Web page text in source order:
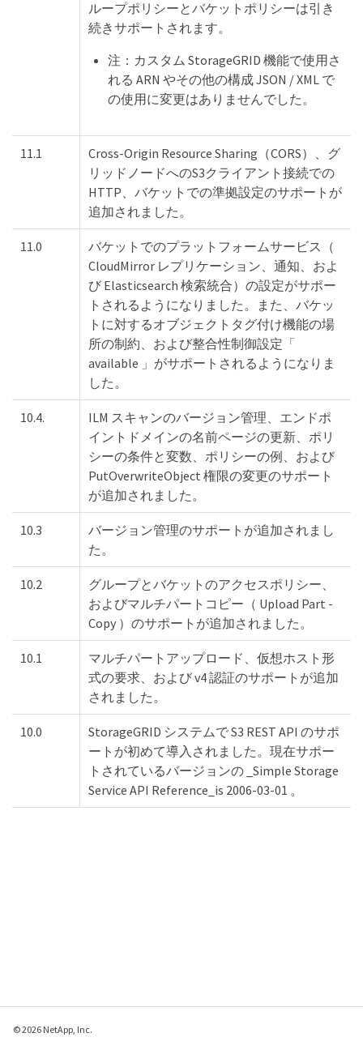
ループポリシーとバケットポリシーは引き
続きサポートされます。
注：カスタム StorageGRID 機能で使用さ
れる ARN やその他の構成 JSON / XML で
の使用に変更はありませんでした。
11.1
Cross-Origin Resource Sharing（CORS）、グ
リッドノードへのS3クライアント接続での
HTTP、バケットでの準拠設定のサポートが
追加されました。
11.0
バケットでのプラットフォームサービス（
CloudMirror レプリケーション、通知、およ
び Elasticsearch 検索統合）の設定がサポー
トされるようになりました。また、バケッ
トに対するオブジェクトタグ付け機能の場
所の制約、および整合性制御設定「
available 」がサポートされるようになりま
した。
10.4.
ILM スキャンのバージョン管理、エンドポ
イントドメインの名前ページの更新、ポリ
シーの条件と変数、ポリシーの例、および
PutOverwriteObject 権限の変更のサポート
が追加されました。
10.3
バージョン管理のサポートが追加されまし
た。
10.2
グループとバケットのアクセスポリシー、
およびマルチパートコピー（ Upload Part -
Copy ）のサポートが追加されました。
10.1
マルチパートアップロード、仮想ホスト形
式の要求、および v4 認証のサポートが追加
されました。
10.0
StorageGRID システムで S3 REST API のサポ
ートが初めて導入されました。現在サポー
トされているバージョンの _Simple Storage
Service API Reference_is 2006-03-01 。
© 2026 NetApp, Inc.